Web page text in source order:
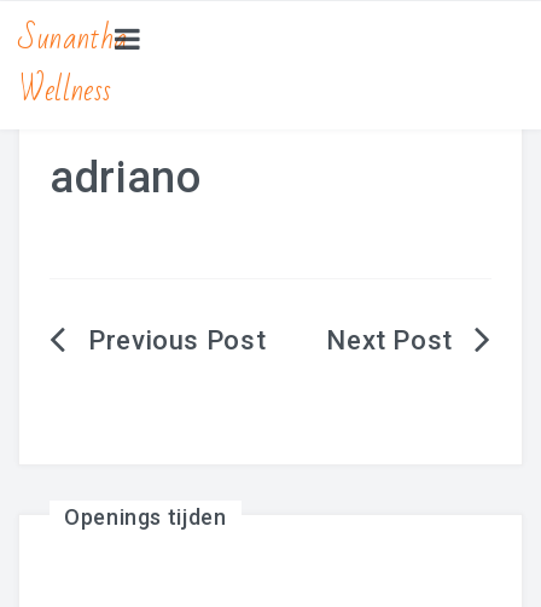
Sunantha
Wellness
BEAUTY
adriano
Berichtnavigatie
Openings tijden